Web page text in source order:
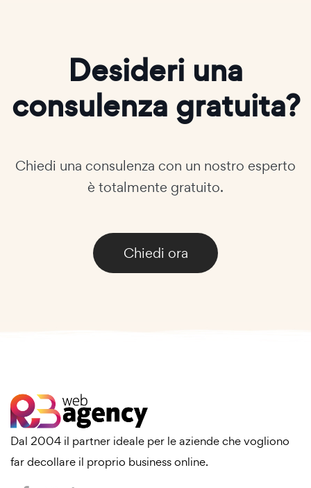
Desideri una
consulenza gratuita?
Chiedi una consulenza con un nostro esperto
è totalmente gratuito.
Chiedi ora
Dal 2004 il partner ideale per le aziende che vogliono
far decollare il proprio business online.